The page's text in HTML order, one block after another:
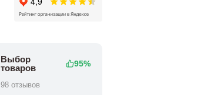
Выбор
товаров
95%
98 отзывов